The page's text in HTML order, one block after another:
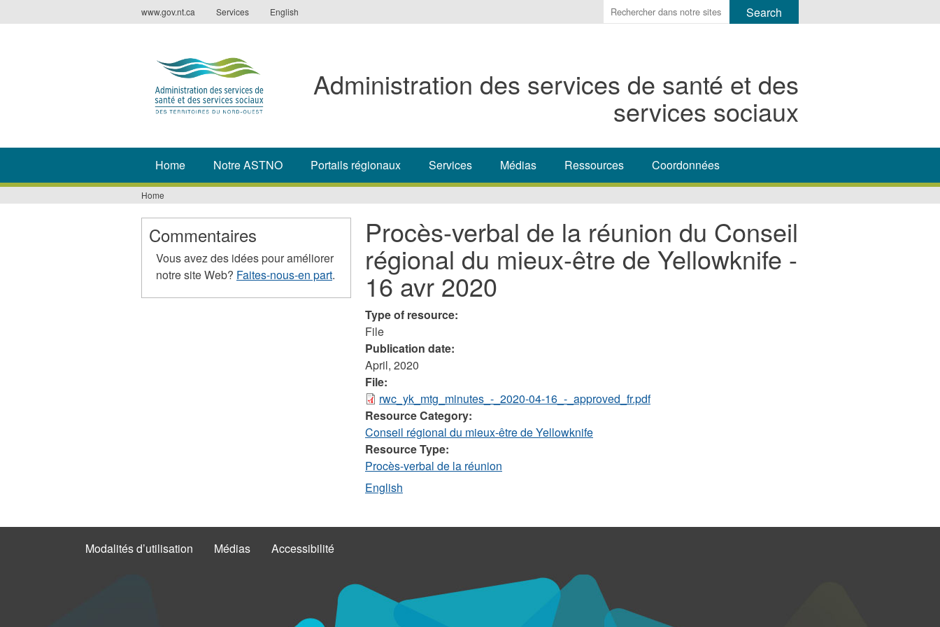
to
www.gov.nt.ca Services English
Enter
the
to
search
for.
Administration des services de santé et des
services sociaux
Home Notre ASTNO Portails régionaux Services Médias Ressources Coordonnées
You
are
here
Home
Procès-verbal de la réunion du Conseil
régional du mieux-être de Yellowknife -
16 avr 2020
Type of resource:
File
Publication date:
April, 2020
File:
rwc_yk_mtg_minutes_-_2020-04-16_-_approved_fr.pdf
Resource Category:
Conseil régional du mieux-être de Yellowknife
Resource Type:
Procès-verbal de la réunion
English
Commentaires
Vous avez des idées pour améliorer
notre site Web? Faites-nous-en part.
Modalités d’utilisation Médias Accessibilité